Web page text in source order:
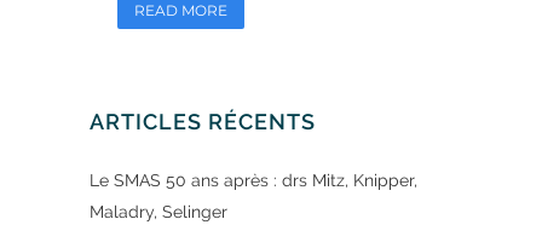
READ MORE
ARTICLES RÉCENTS
Le SMAS 50 ans après : drs Mitz, Knipper,
Maladry, Selinger